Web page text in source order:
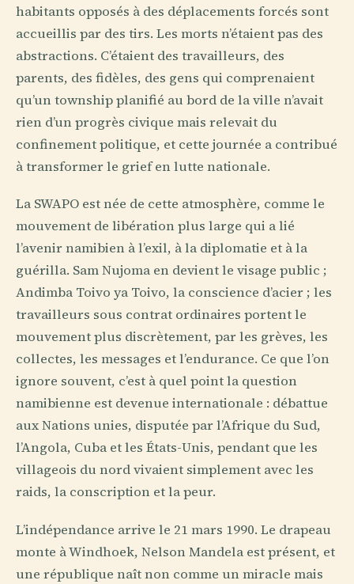
habitants opposés à des déplacements forcés sont
accueillis par des tirs. Les morts n’étaient pas des
abstractions. C’étaient des travailleurs, des
parents, des fidèles, des gens qui comprenaient
qu’un township planifié au bord de la ville n’avait
rien d’un progrès civique mais relevait du
confinement politique, et cette journée a contribué
à transformer le grief en lutte nationale.
La SWAPO est née de cette atmosphère, comme le
mouvement de libération plus large qui a lié
l’avenir namibien à l’exil, à la diplomatie et à la
guérilla. Sam Nujoma en devient le visage public ;
Andimba Toivo ya Toivo, la conscience d’acier ; les
travailleurs sous contrat ordinaires portent le
mouvement plus discrètement, par les grèves, les
collectes, les messages et l’endurance. Ce que l’on
ignore souvent, c’est à quel point la question
namibienne est devenue internationale : débattue
aux Nations unies, disputée par l’Afrique du Sud,
l’Angola, Cuba et les États-Unis, pendant que les
villageois du nord vivaient simplement avec les
raids, la conscription et la peur.
L’indépendance arrive le 21 mars 1990. Le drapeau
monte à Windhoek, Nelson Mandela est présent, et
une république naît non comme un miracle mais